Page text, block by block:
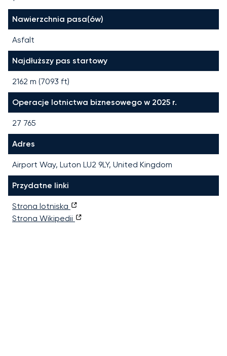
Nawierzchnia pasa(ów)
Asfalt
Najdłuższy pas startowy
2162 m (7093 ft)
Operacje lotnictwa biznesowego w 2025 r.
27 765
Adres
Airport Way, Luton LU2 9LY, United Kingdom
Przydatne linki
Strona lotniska
Strona Wikipedii